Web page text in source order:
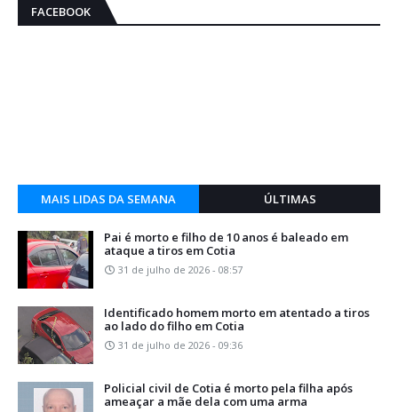
FACEBOOK
MAIS LIDAS DA SEMANA ÚLTIMAS
Pai é morto e filho de 10 anos é baleado em
ataque a tiros em Cotia
31 de julho de 2026 - 08:57
Identificado homem morto em atentado a tiros
ao lado do filho em Cotia
31 de julho de 2026 - 09:36
Policial civil de Cotia é morto pela filha após
ameaçar a mãe dela com uma arma